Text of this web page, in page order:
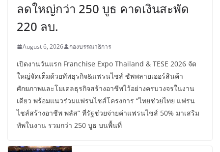
ลดใหญ่กว่า 250 บูธ คาดเงินสะพัด
220 ลบ.
August 6, 2026 กองบรรณาธิการ
เปิดงานวันแรก Franchise Expo Thailand & TESE 2026 จัด
ใหญ่จัดเต็มด้วยทัพธุรกิจ&แฟรนไชส์ ซัพพลายเออร์สินค้า
ศักยภาพและโมเดลธุรกิจสร้างอาชีพไว้อย่างครบวงจรในงาน
เดียว พร้อมแนวร่วมแฟรนไชส์โครงการ “ไทยช่วยไทย แฟรน
ไชส์สร้างอาชีพ พลัส” ที่รัฐช่วยจ่ายค่าแฟรนไชส์ 50% มาเสริม
ทัพในงาน รวมกว่า 250 บูธ บนพื้นที่